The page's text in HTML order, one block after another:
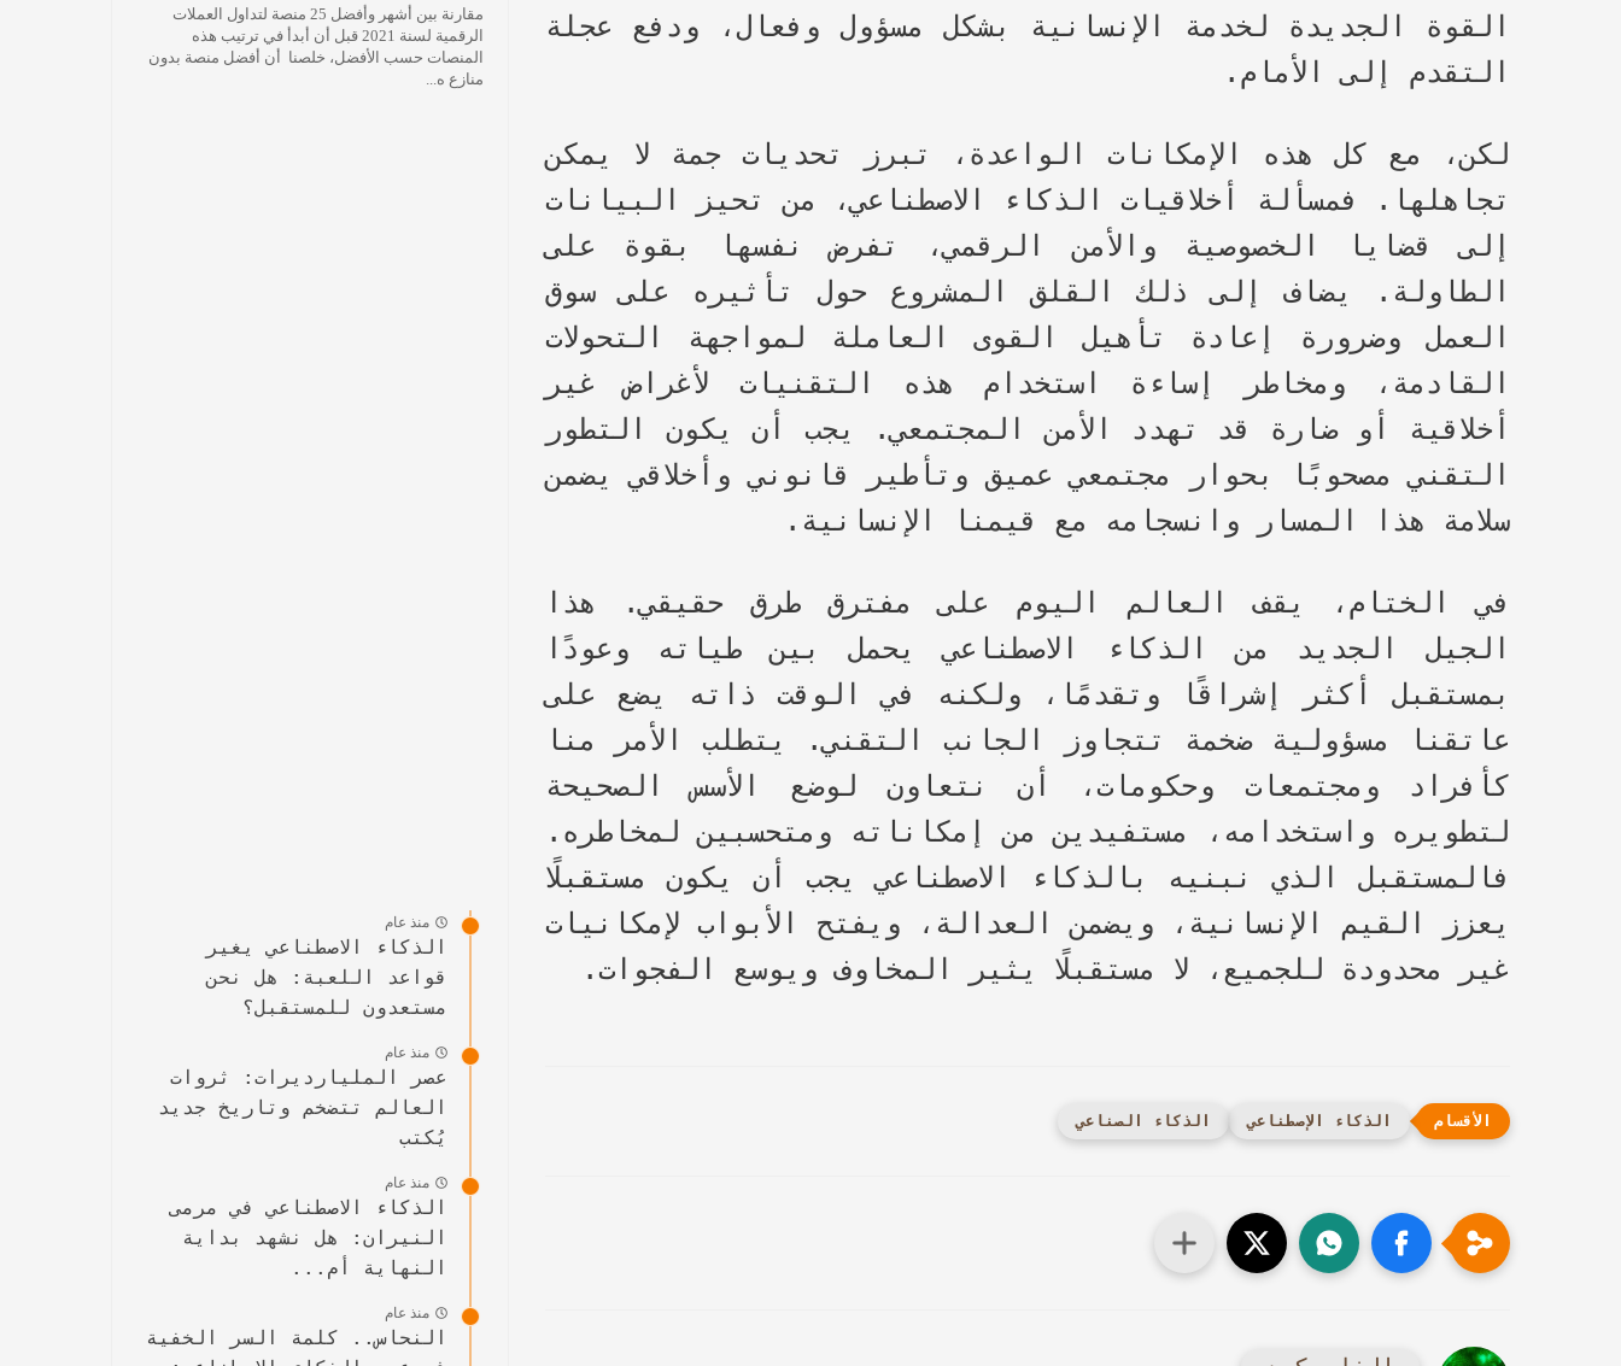
القوة الجديدة لخدمة الإنسانية بشكل مسؤول وفعال، ودفع عجلة
التقدم إلى الأمام.
لكن، مع كل هذه الإمكانات الواعدة، تبرز تحديات جمة لا يمكن
تجاهلها. فمسألة أخلاقيات الذكاء الاصطناعي، من تحيز البيانات
إلى قضايا الخصوصية والأمن الرقمي، تفرض نفسها بقوة على
الطاولة. يضاف إلى ذلك القلق المشروع حول تأثيره على سوق
العمل وضرورة إعادة تأهيل القوى العاملة لمواجهة التحولات
القادمة، ومخاطر إساءة استخدام هذه التقنيات لأغراض غير
أخلاقية أو ضارة قد تهدد الأمن المجتمعي. يجب أن يكون التطور
التقني مصحوبًا بحوار مجتمعي عميق وتأطير قانوني وأخلاقي يضمن
سلامة هذا المسار وانسجامه مع قيمنا الإنسانية.
في الختام، يقف العالم اليوم على مفترق طرق حقيقي. هذا
الجيل الجديد من الذكاء الاصطناعي يحمل بين طياته وعودًا
بمستقبل أكثر إشراقًا وتقدمًا، ولكنه في الوقت ذاته يضع على
عاتقنا مسؤولية ضخمة تتجاوز الجانب التقني. يتطلب الأمر منا
كأفراد ومجتمعات وحكومات، أن نتعاون لوضع الأسس الصحيحة
لتطويره واستخدامه، مستفيدين من إمكاناته ومتحسبين لمخاطره.
فالمستقبل الذي نبنيه بالذكاء الاصطناعي يجب أن يكون مستقبلًا
يعزز القيم الإنسانية، ويضمن العدالة، ويفتح الأبواب لإمكانيات
غير محدودة للجميع، لا مستقبلًا يثير المخاوف ويوسع الفجوات.
الذكاء الإصطناعي الذكاء الصناعي
مقارنة بين أشهر وأفضل 25 منصة لتداول العملات
الرقمية لسنة 2021 قبل أن أبدأ في ترتيب هذه
المنصات حسب الأفضل، خلصنا أن أفضل منصة بدون
منازع ه...
منذ عام
الذكاء الاصطناعي يغير
قواعد اللعبة: هل نحن
مستعدون للمستقبل؟
منذ عام
عصر المليارديرات: ثروات
العالم تتضخم وتاريخ جديد
يُكتب
منذ عام
الذكاء الاصطناعي في مرمى
النيران: هل نشهد بداية
النهاية أم...
منذ عام
النحاس.. كلمة السر الخفية